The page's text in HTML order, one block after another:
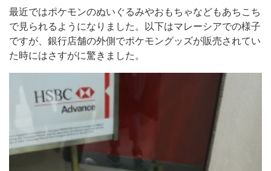
最近ではポケモンのぬいぐるみやおもちゃなどもあちこち
で見られるようになりました。以下はマレーシアでの様子
ですが、銀行店舗の外側でポケモングッズが販売されてい
た時にはさすがに驚きました。